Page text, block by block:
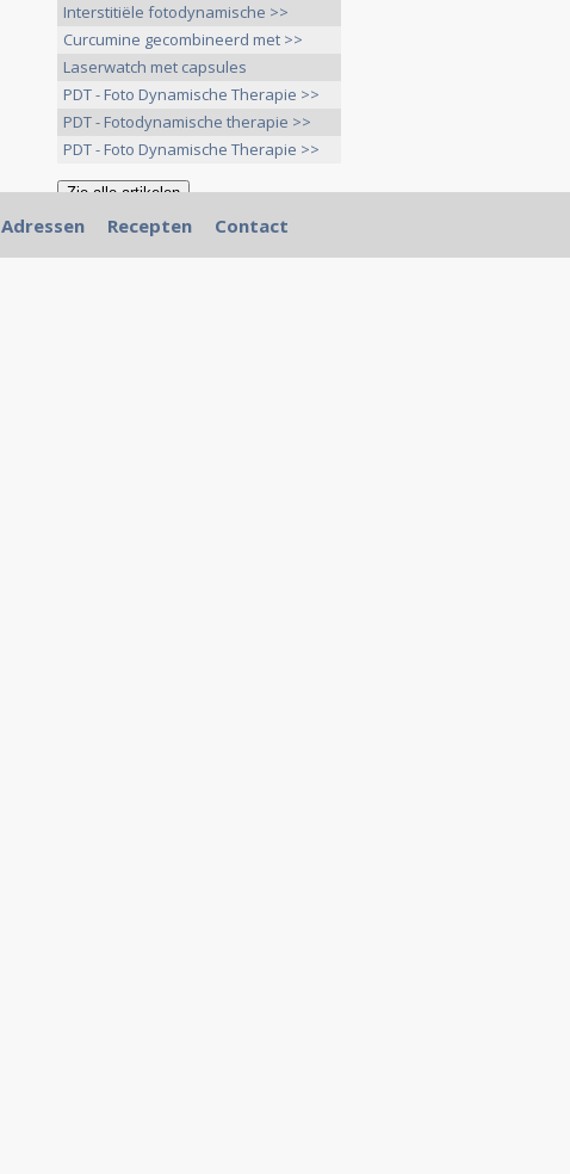
Interstitiële fotodynamische >>
Curcumine gecombineerd met >>
Laserwatch met capsules
bremachlorofyl >>
PDT - Foto Dynamische Therapie >>
PDT - Fotodynamische therapie >>
PDT - Foto Dynamische Therapie >>
Adressen Recepten Contact